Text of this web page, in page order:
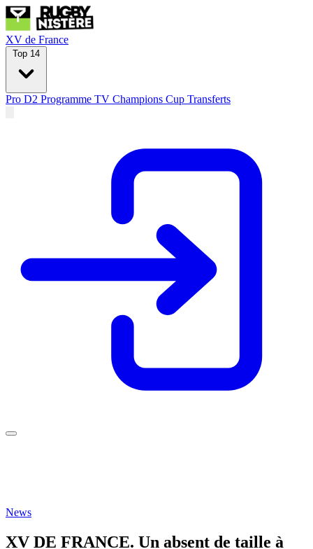
XV de France
Top 14
Pro D2 Programme TV Champions Cup Transferts
News
XV DE FRANCE. Un absent de taille à